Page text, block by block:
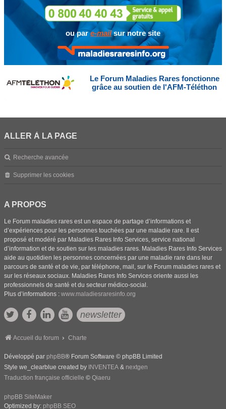
ou pare-mailsur notre site
Le Forum Maladies Rares fonctionne
grâce au soutien de l'AFM-Téléthon
ALLER À LA PAGE
Recherche avancée
Supprimer les cookies
A PROPOS
Le Forum maladies rares est un espace de partage d’informations et
d’expériences pour les personnes touchées par une maladie rare. Il est
proposé et modéré par Maladies Rares Info Services, service national
d’information et de soutien sur les maladies rares. Maladies Rares Info Services
aide au quotidien les personnes concernées par une maladie rare dans leur
parcours de santé et de vie, par téléphone, mail, sur le Forum maladies rares et
sur les réseaux sociaux. Maladies Rares Info Services oriente aussi les
professionnels de santé et du secteur médico-social.
Plus d’informations : www.maladiesraresinfo.org
newsletter
Accueil du forum Charte
Développé par phpBB® Forum Software © phpBB Limited
Style we_clearblue created by INVENTEA & nextgen
Traduction française officielle © Qiaeru
phpBB SiteMaker
Optimized by: phpBB SEO